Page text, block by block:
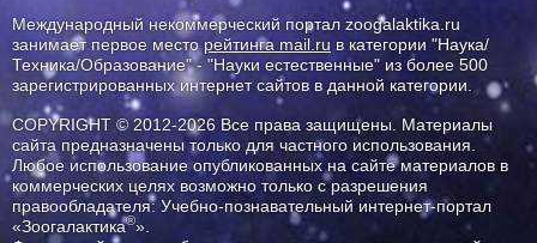
Международный некоммерческий портал zoogalaktika.ru
занимает первое месторейтинга mail.ru в категории "Наука/
Техника/Образование" - "Науки естественные" из более 500
зарегистрированных интернет сайтов в данной категории.
COPYRIGHT © 2012-2026 Все права защищены. Материалы
сайта предназначены только для частного использования.
Любое использование опубликованных на сайте материалов в
коммерческих целях возможно только с разрешения
правообладателя: Учебно-познавательный интернет-портал
«Зоогалактика®».